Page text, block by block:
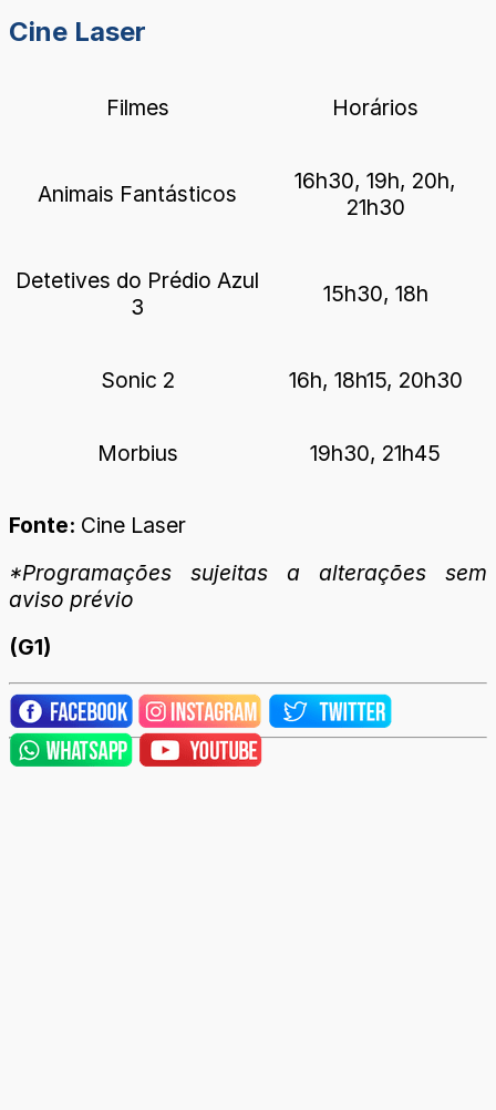
Cine Laser
Filmes Horários
Animais Fantásticos
16h30, 19h, 20h,
21h30
Detetives do Prédio Azul
3
15h30, 18h
Sonic 2 16h, 18h15, 20h30
Morbius 19h30, 21h45
Fonte: Cine Laser
*Programações sujeitas a alterações sem
aviso prévio
(G1)